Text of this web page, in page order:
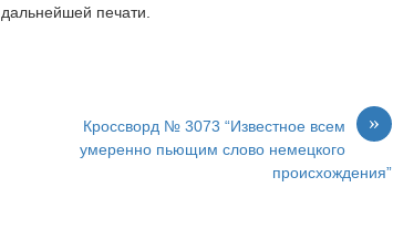
дальнейшей печати.
»
Кроссворд № 3073 “Известное всем
умеренно пьющим слово немецкого
происхождения”